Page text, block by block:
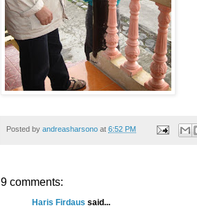
Posted by andreasharsono at 6:52 PM
9 comments:
Haris Firdaus said...